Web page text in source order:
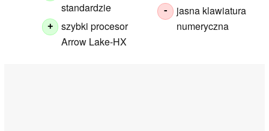
standardzie
+
szybki procesor
Arrow Lake-HX
-
jasna klawiatura
numeryczna